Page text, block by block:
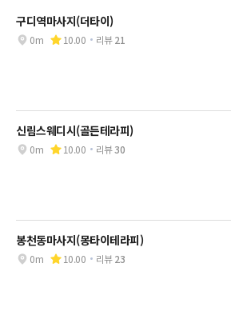
구디역마사지(더타이)
0m 10.00 리뷰21
신림스웨디시(골든테라피)
0m 10.00 리뷰30
봉천동마사지(몽타이테라피)
0m 10.00 리뷰23